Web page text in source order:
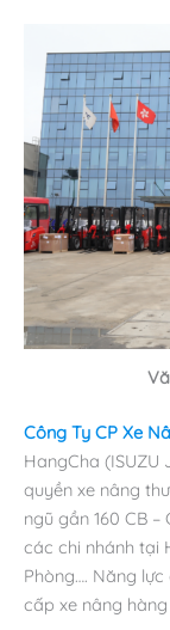
Công Ty CP Xe
HangCha (ISUZU
quyền xe nâng
ngũ gần 160 CB
các chi nhánh tại
Phòng…. Năng
cấp xe nâng